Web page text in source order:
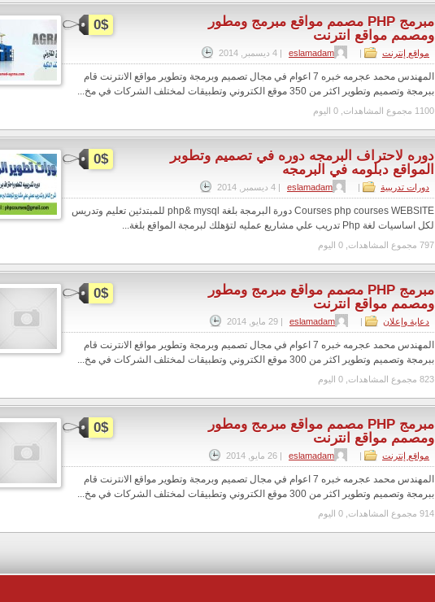
0$
مبرمج PHP مصمم مواقع مبرمج ومطور
ومصمم مواقع انترنت
مواقع إنترنت |
eslamadam
| 4 ديسمبر, 2014
المهندس محمد عجرمه خبره 7 اعوام في مجال تصميم وبرمجة وتطوير مواقع الانترنت قام
ببرمجة وتصميم وتطوير اكثر من 350 موقع الكتروني وتطبيقات لمختلف الشركات في مخ...
1100 مجموع المشاهدات, 0 اليوم
0$
دوره لاحتراف البرمجه دوره في تصميم وتطوبر
المواقع دبلومه في البرمجه
دورات تدريبية |
eslamadam
| 4 ديسمبر, 2014
Courses php courses WEBSITE دورة البرمجة بلغة php& mysql للمبتدئين تعليم وتدريس
لكل اساسيات لغة Php تدريب علي مشاريع عمليه لتؤهلك لبرمجة المواقع بلغة...
797 مجموع المشاهدات, 0 اليوم
0$
مبرمج PHP مصمم مواقع مبرمج ومطور
ومصمم مواقع انترنت
دعاية وإعلان |
eslamadam
| 29 مايو, 2014
المهندس محمد عجرمه خبره 7 اعوام في مجال تصميم وبرمجة وتطوير مواقع الانترنت قام
ببرمجة وتصميم وتطوير اكثر من 300 موقع الكتروني وتطبيقات لمختلف الشركات في مخ...
823 مجموع المشاهدات, 0 اليوم
0$
مبرمج PHP مصمم مواقع مبرمج ومطور
ومصمم مواقع انترنت
مواقع إنترنت |
eslamadam
| 26 مايو, 2014
المهندس محمد عجرمه خبره 7 اعوام في مجال تصميم وبرمجة وتطوير مواقع الانترنت قام
ببرمجة وتصميم وتطوير اكثر من 300 موقع الكتروني وتطبيقات لمختلف الشركات في مخ...
914 مجموع المشاهدات, 0 اليوم